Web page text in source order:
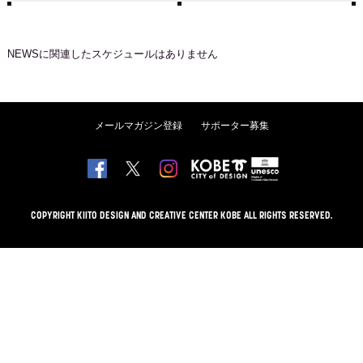
NEWSに関連したスケジュールはありません
メールマガジン登録 サポーター募集
COPYRIGHT KIITO DESIGN AND CREATIVE CENTER KOBE ALL RIGHTS RESERVED.